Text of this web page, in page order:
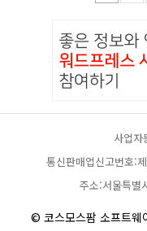
사업
통신판매업신고번호:
주소:서울특별
© 코스모스팜 소프트웨